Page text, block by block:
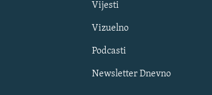
Vijesti
Vizuelno
Podcasti
Newsletter Dnevno